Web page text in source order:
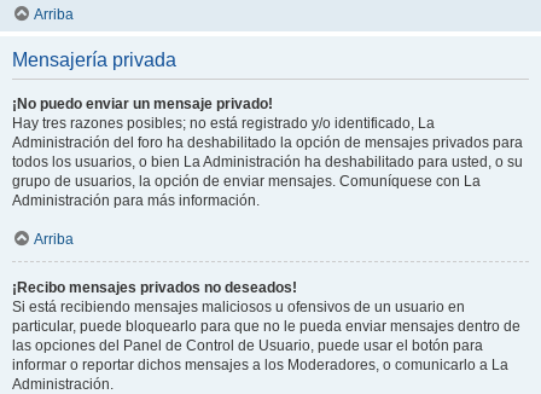
Arriba
Mensajería privada
¡No puedo enviar un mensaje privado!
Hay tres razones posibles; no está registrado y/o identificado, La
Administración del foro ha deshabilitado la opción de mensajes privados para
todos los usuarios, o bien La Administración ha deshabilitado para usted, o su
grupo de usuarios, la opción de enviar mensajes. Comuníquese con La
Administración para más información.
Arriba
¡Recibo mensajes privados no deseados!
Si está recibiendo mensajes maliciosos u ofensivos de un usuario en
particular, puede bloquearlo para que no le pueda enviar mensajes dentro de
las opciones del Panel de Control de Usuario, puede usar el botón para
informar o reportar dichos mensajes a los Moderadores, o comunicarlo a La
Administración.